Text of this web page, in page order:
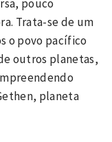
pouco
Trata-se de um
o povo pacífico
outros planetas,
planeta